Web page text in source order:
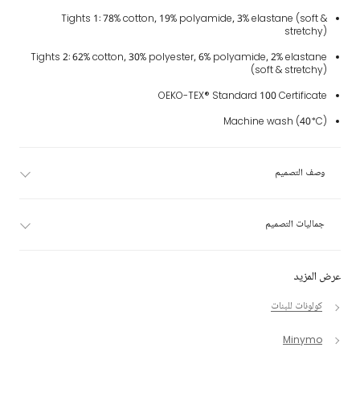
عرض المزيد
كولونات للبنات
Minymo
Tights 1: 78% cotton, 19% polyamide, 3% elastane (soft &
stretchy)
Tights 2: 62% cotton, 30% polyester, 6% polyamide, 2% elastane
(soft & stretchy)
OEKO-TEX® Standard 100 Certificate
Machine wash (40*C)
وصف التصميم
جماليات التصميم